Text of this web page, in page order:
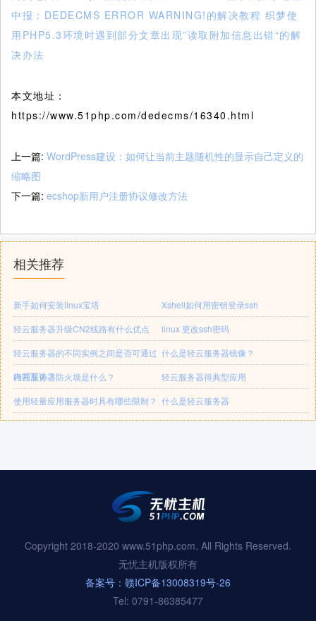
中报：DEDECMS ERROR WARNING!的解决教程 织梦使
用PHP5.3环境时遇到部分文章出现”读取附加信息出错“的解
决办法
本文地址：
https://www.51php.com/dedecms/16340.html
上一篇: WordPress建设：如何让当前主题随机性的显示自己定义的
缩略图
下一篇: ecshop新用户注册协议修改方法
相关推荐
新手如何安装linux宝塔
Xshell如何用密钥登录ssh
轻云服务器升级CN2线路有什么优点
linux 更改ssh密码
轻云服务器的不同实例之间是否可通过
内网互访？
什么是轻云服务器镜像？
轻云服务器防火墙是什么？
轻云服务器得典型应用
使用轻量应用服务器时具有哪些限制？ 什么是轻云服务器
Copyright 2018-2020 www.51php.com. All Rights Reserved.
无忧主机版权所有
备案号：赣ICP备13008319号-26
Tel: 0791-86385477